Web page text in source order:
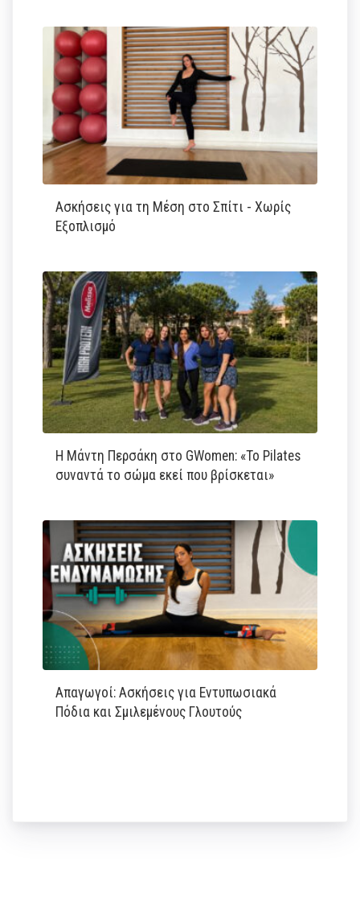
Ασκήσεις για τη Μέση στο Σπίτι - Χωρίς
Εξοπλισμό
Η Μάντη Περσάκη στο GWomen: «Το Pilates
συναντά το σώμα εκεί που βρίσκεται»
Απαγωγοί: Ασκήσεις για Εντυπωσιακά
Πόδια και Σμιλεμένους Γλουτούς